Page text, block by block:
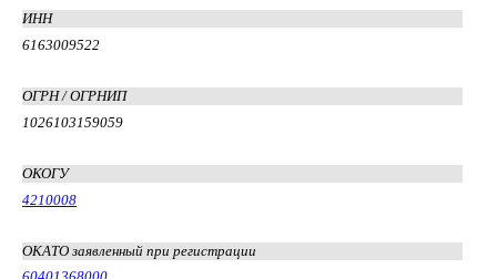
ИНН
6163009522
ОГРН / ОГРНИП
1026103159059
ОКОГУ
4210008
ОКАТО заявленный при регистрации